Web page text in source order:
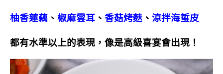
柚香蓮藕 、 椒麻雲耳 、 香菇烤麩 、 涼拌海蜇皮
都有水準以上的表現，像是高級喜宴會出現！